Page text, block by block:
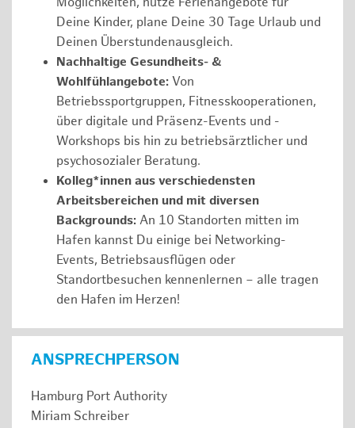
Deine Kinder, plane Deine 30 Tage Urlaub und
Deinen Überstundenausgleich.
Nachhaltige Gesundheits- &
Wohlfühlangebote: Von
Betriebssportgruppen, Fitnesskooperationen,
über digitale und Präsenz-Events und -
Workshops bis hin zu betriebsärztlicher und
psychosozialer Beratung.
Kolleg*innen aus verschiedensten
Arbeitsbereichen und mit diversen
Backgrounds: An 10 Standorten mitten im
Hafen kannst Du einige bei Networking-
Events, Betriebsausflügen oder
Standortbesuchen kennenlernen – alle tragen
den Hafen im Herzen!
ANSPRECHPERSON
Hamburg Port Authority
Miriam Schreiber